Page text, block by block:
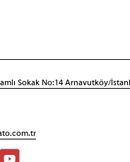
Sokak No:14 Arnavutköy/